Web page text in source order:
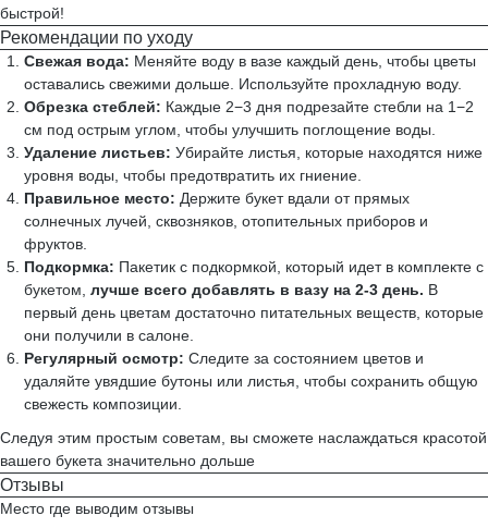
быстрой!
Рекомендации по уходу
Свежая вода: Меняйте воду в вазе каждый день, чтобы цветы
оставались свежими дольше. Используйте прохладную воду.
Обрезка стеблей: Каждые 2−3 дня подрезайте стебли на 1−2
см под острым углом, чтобы улучшить поглощение воды.
Удаление листьев: Убирайте листья, которые находятся ниже
уровня воды, чтобы предотвратить их гниение.
Правильное место: Держите букет вдали от прямых
солнечных лучей, сквозняков, отопительных приборов и
фруктов.
Подкормка: Пакетик с подкормкой, который идет в комплекте с
букетом, лучше всего добавлять в вазу на 2-3 день. В
первый день цветам достаточно питательных веществ, которые
они получили в салоне.
Регулярный осмотр: Следите за состоянием цветов и
удаляйте увядшие бутоны или листья, чтобы сохранить общую
свежесть композиции.
Следуя этим простым советам, вы сможете наслаждаться красотой
вашего букета значительно дольше
Отзывы
Место где выводим отзывы